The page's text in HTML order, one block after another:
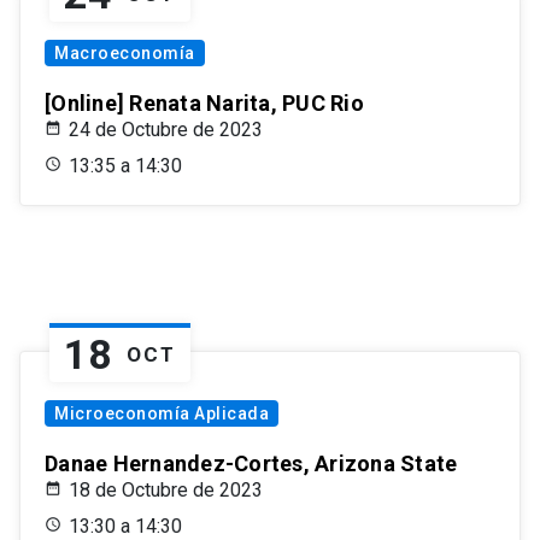
Macroeconomía
[Online] Renata Narita, PUC Rio
24 de Octubre de 2023
13:35 a 14:30
18 OCT
Microeconomía Aplicada
Danae Hernandez-Cortes, Arizona State
18 de Octubre de 2023
13:30 a 14:30